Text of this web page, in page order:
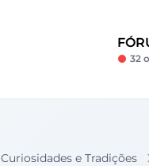
32
Curiosidades e Tradições